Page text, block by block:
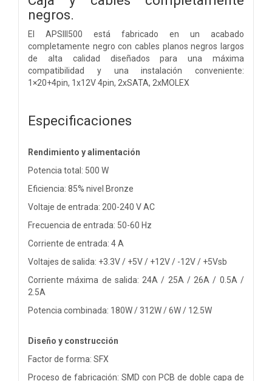
negros.
El APSIII500 está fabricado en un acabado
completamente negro con cables planos negros largos
de alta calidad diseñados para una máxima
compatibilidad y una instalación conveniente:
1×20+4pin, 1x12V 4pin, 2xSATA, 2xMOLEX
Especificaciones
Rendimiento y alimentación
Potencia total: 500 W
Eficiencia: 85% nivel Bronze
Voltaje de entrada: 200-240 V AC
Frecuencia de entrada: 50-60 Hz
Corriente de entrada: 4 A
Voltajes de salida: +3.3V / +5V / +12V / -12V / +5Vsb
Corriente máxima de salida: 24A / 25A / 26A / 0.5A /
2.5A
Potencia combinada: 180W / 312W / 6W / 12.5W
Diseño y construcción
Factor de forma: SFX
Proceso de fabricación: SMD con PCB de doble capa de